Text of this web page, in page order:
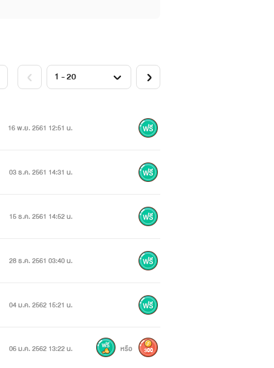
16 พ.ย. 2561 12:51 น.
03 ธ.ค. 2561 14:31 น.
15 ธ.ค. 2561 14:52 น.
28 ธ.ค. 2561 03:40 น.
04 ม.ค. 2562 15:21 น.
06 ม.ค. 2562 13:22 น. หรือ 300